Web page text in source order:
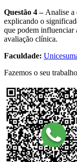
Questão 4 – Analise a
explicando o
que podem influenciar
avaliação clínica.
Faculdade:
Fazemos o seu trabalho